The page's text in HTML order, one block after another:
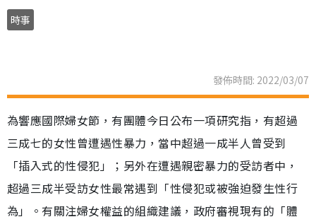
時事
發佈時間: 2022/03/07
為響應國際婦女節，有團體今日公布一項研究指，有超過
三成七的女性曾遭遇性暴力，當中超過一成半人曾受到
「插入式的性侵犯」；另外在遭遇親密暴力的受訪者中，
超過三成半受訪女性最常遇到「性侵犯或被強迫發生性行
為」。有關注婦女權益的組織建議，政府審視現有的「體